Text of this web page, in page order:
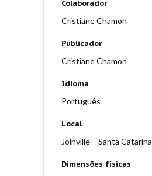
Colaborador
Cristiane Chamon
Publicador
Cristiane Chamon
Idioma
Português
Local
Joinville – Santa Catarina
Dimensões físicas